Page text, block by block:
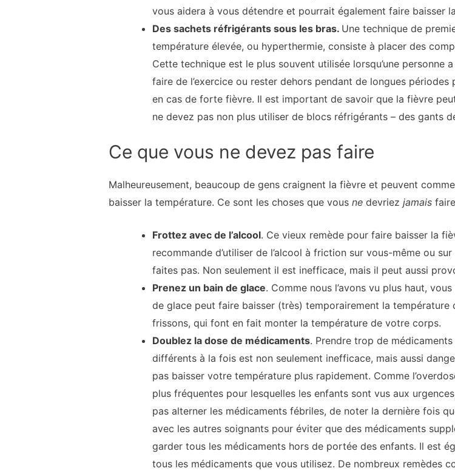
vous aidera à vous détendre et pourrait également faire baisser
Des sachets réfrigérants sous les bras. Une technique de
température élevée, ou hyperthermie, consiste à placer des
Cette technique est le plus souvent utilisée lorsqu’une
faire de l’exercice ou rester dehors pendant de longues
en cas de forte fièvre. Il est important de savoir que la fièvre
ne devez pas non plus utiliser de blocs réfrigérants – des gants
Ce que vous ne devez pas faire
Malheureusement, beaucoup de gens craignent la fièvre et peuvent
baisser la température. Ce sont les choses que vous ne devriez jamais
Frottez avec de l’alcool. Ce vieux remède pour faire baisser la
recommande d’utiliser de l’alcool à friction sur vous-même ou
faites pas. Non seulement il est inefficace, mais il peut aussi
Prenez un bain de glace. Comme nous l’avons vu plus haut,
de glace peut faire baisser (très) temporairement la
frissons, qui font en fait monter la température de votre corps.
Doublez la dose de médicaments. Prendre trop de
différents à la fois est non seulement inefficace, mais aussi
pas baisser votre température plus rapidement. Comme
plus fréquentes pour lesquelles les enfants sont vus aux
pas alterner les médicaments fébriles, de noter la dernière fois
avec les autres soignants pour éviter que des médicaments
garder tous les médicaments hors de portée des enfants. Il est
tous les médicaments que vous utilisez. De nombreux remèdes